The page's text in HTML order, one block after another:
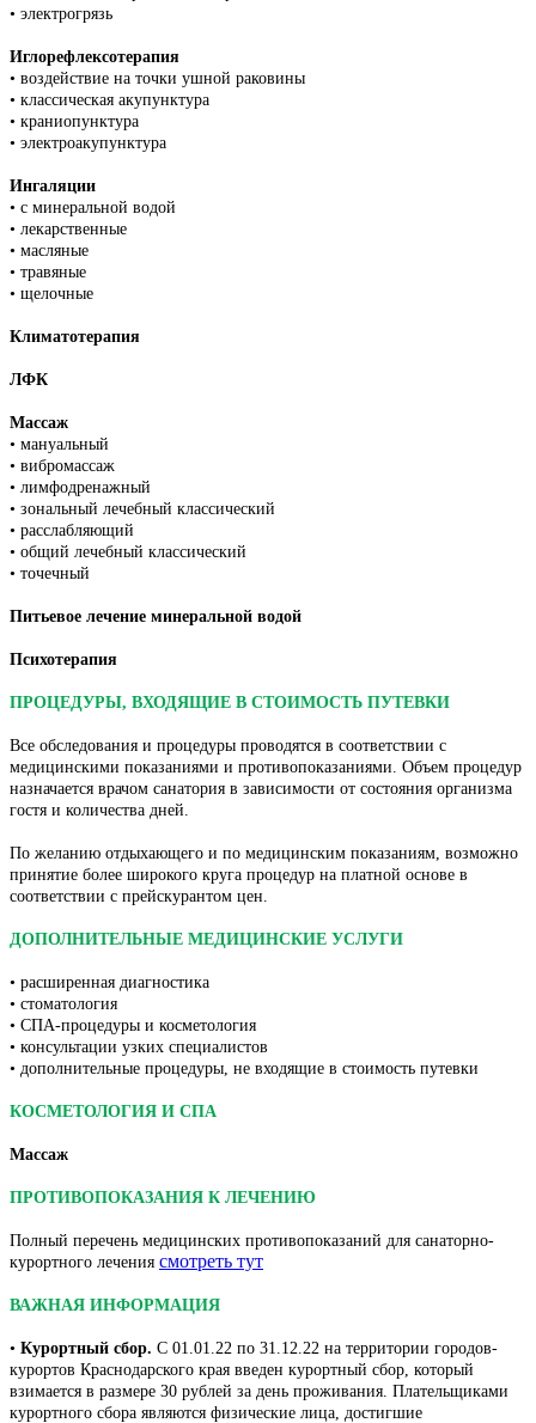
• электрогрязь
Иглорефлексотерапия
• воздействие на точки ушной раковины
• классическая акупунктура
• краниопунктура
• электроакупунктура
Ингаляции
• с минеральной водой
• лекарственные
• масляные
• травяные
• щелочные
Климатотерапия
ЛФК
Массаж
• мануальный
• вибромассаж
• лимфодренажный
• зональный лечебный классический
• расслабляющий
• общий лечебный классический
• точечный
Питьевое лечение минеральной водой
Психотерапия
ПРОЦЕДУРЫ, ВХОДЯЩИЕ В СТОИМОСТЬ ПУТЕВКИ
Все обследования и процедуры проводятся в соответствии с
медицинскими показаниями и противопоказаниями. Объем процедур
назначается врачом санатория в зависимости от состояния организма
гостя и количества дней.
По желанию отдыхающего и по медицинским показаниям, возможно
принятие более широкого круга процедур на платной основе в
соответствии с прейскурантом цен.
ДОПОЛНИТЕЛЬНЫЕ МЕДИЦИНСКИЕ УСЛУГИ
• расширенная диагностика
• стоматология
• СПА-процедуры и косметология
• консультации узких специалистов
• дополнительные процедуры, не входящие в стоимость путевки
КОСМЕТОЛОГИЯ И СПА
Массаж
ПРОТИВОПОКАЗАНИЯ К ЛЕЧЕНИЮ
Полный перечень медицинских противопоказаний для санаторно-
курортного лечения смотреть тут
ВАЖНАЯ ИНФОРМАЦИЯ
• Курортный сбор. С 01.01.22 по 31.12.22 на территории городов-
курортов Краснодарского края введен курортный сбор, который
взимается в размере 30 рублей за день проживания. Плательщиками
курортного сбора являются физические лица, достигшие